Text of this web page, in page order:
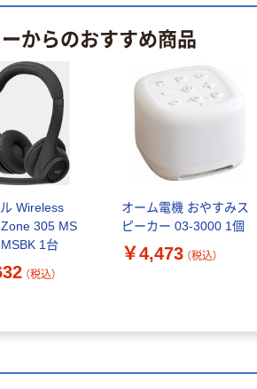
からのおすすめ商品
Wireless
305 MS
1台
（税込）
オーム電機 おやすみス
ピーカー 03-3000 1個
￥4,473 （税込）